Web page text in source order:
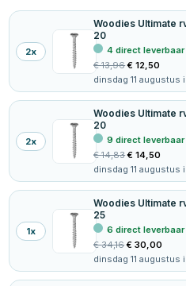
2x
Woodies Ultimate
20
4 direct leverbaar
€13,96€12,50
dinsdag 11 augustus
2x
Woodies Ultimate
20
9 direct leverbaar
€14,83€14,50
dinsdag 11 augustus
1x
Woodies Ultimate
25
6 direct leverbaar
€34,16€30,00
dinsdag 11 augustus